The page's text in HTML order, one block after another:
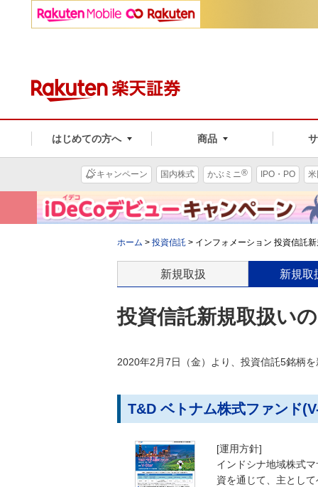
はじめての方へ 商品
キャンペーン 国内株式 かぶミニ® IPO・PO
ホーム > 投資信託 > インフォメーション 投資信託
新規取扱 新規取
投資信託新規取扱い
2020年2月7日（金）より、投資信託5銘柄
T&D ベトナム株式ファンド
[運用方針]
インドシナ地域株式
資を通じて、主とし